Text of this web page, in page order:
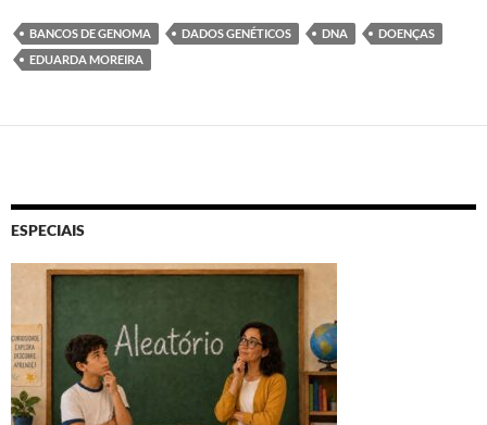
BANCOS DE GENOMA DADOS GENÉTICOS DNA
DOENÇAS
EDUARDA MOREIRA
ESPECIAIS